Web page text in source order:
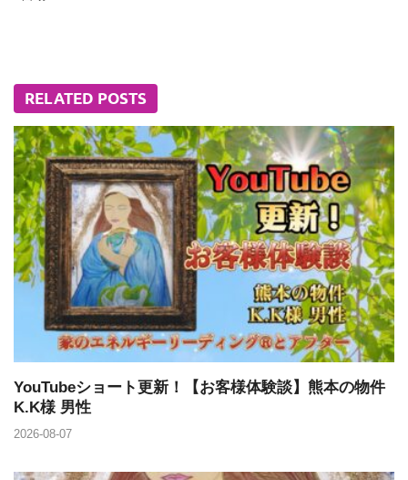
RELATED POSTS
YouTubeショート更新！【お客様体験談】熊本の物件
K.K様 男性
2026-08-07